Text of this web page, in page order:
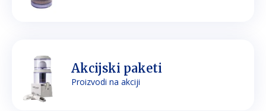
Akcijski paketi
Proizvodi na akciji